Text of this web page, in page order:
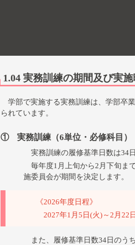
1.04 実務訓練の期間及び実施
学部で実施する実務訓練は、学部卒
られています。
① 実務訓練（6単位・必修科目）
実務訓練の履修基準日数は34日
毎年度1月上旬から2月下旬ま
施委員会が期間を決定します。
《2026年度日程》
2027年1月5日(火)～2月22
また、履修基準日数34日のう